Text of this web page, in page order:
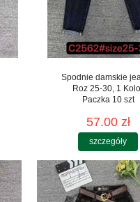
Spodnie damskie
Roz 25-30, 1
Paczka 10 szt
57.00 zł
szczegóły